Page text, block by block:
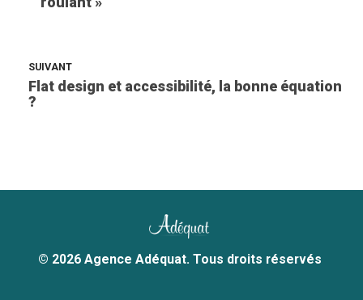
SUIVANT
Flat design et accessibilité, la bonne équation
?
© 2026 Agence Adéquat. Tous droits réservés